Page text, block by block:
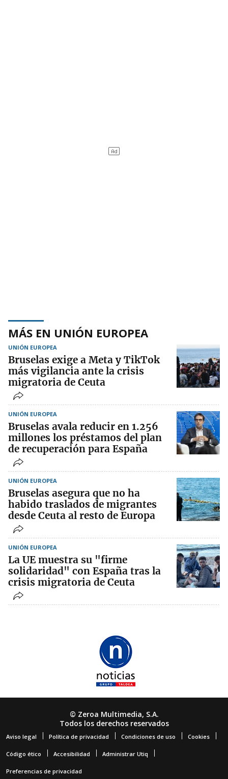
MÁS EN UNIÓN EUROPEA
UNIÓN EUROPEA
Bruselas exige a Meta y TikTok
más vigilancia ante la crisis
migratoria de Ceuta
UNIÓN EUROPEA
Bruselas avala reducir en 1.256
millones los préstamos del plan
de recuperación para España
UNIÓN EUROPEA
Bruselas asegura que no ha
habido traslados de migrantes
desde Ceuta al resto de Europa
UNIÓN EUROPEA
La UE muestra su "firme
solidaridad" con España tras la
crisis migratoria de Ceuta
© Zeroa Multimedia, S.A.
Todos los derechos reservados
Aviso legal Política de privacidad Condiciones de uso Cookies
Código ético Accesibilidad Administrar Utiq
Preferencias de privacidad